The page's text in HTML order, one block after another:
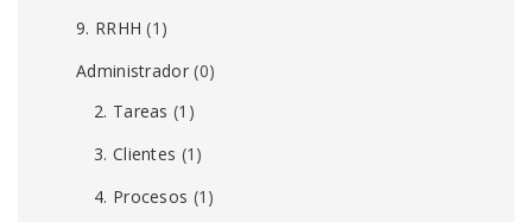
9. RRHH (1)
Administrador(0)
2. Tareas (1)
3. Clientes (1)
4. Procesos (1)